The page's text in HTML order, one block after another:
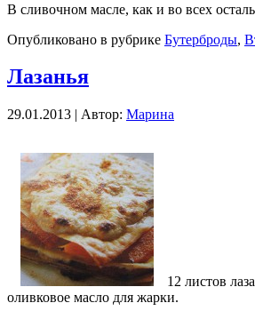
В сливочном масле, как и во всех
Опубликовано в рубрике Бутерброды,
Лазанья
29.01.2013 | Автор: Марина
12 листов
оливковое масло для жарки.